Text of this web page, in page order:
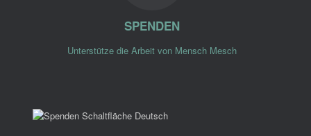
SPENDEN
Unterstütze die Arbeit von Mensch Mesch